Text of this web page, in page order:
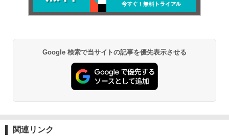
Google 検索で当サイトの記事を優先表示させる
関連リンク